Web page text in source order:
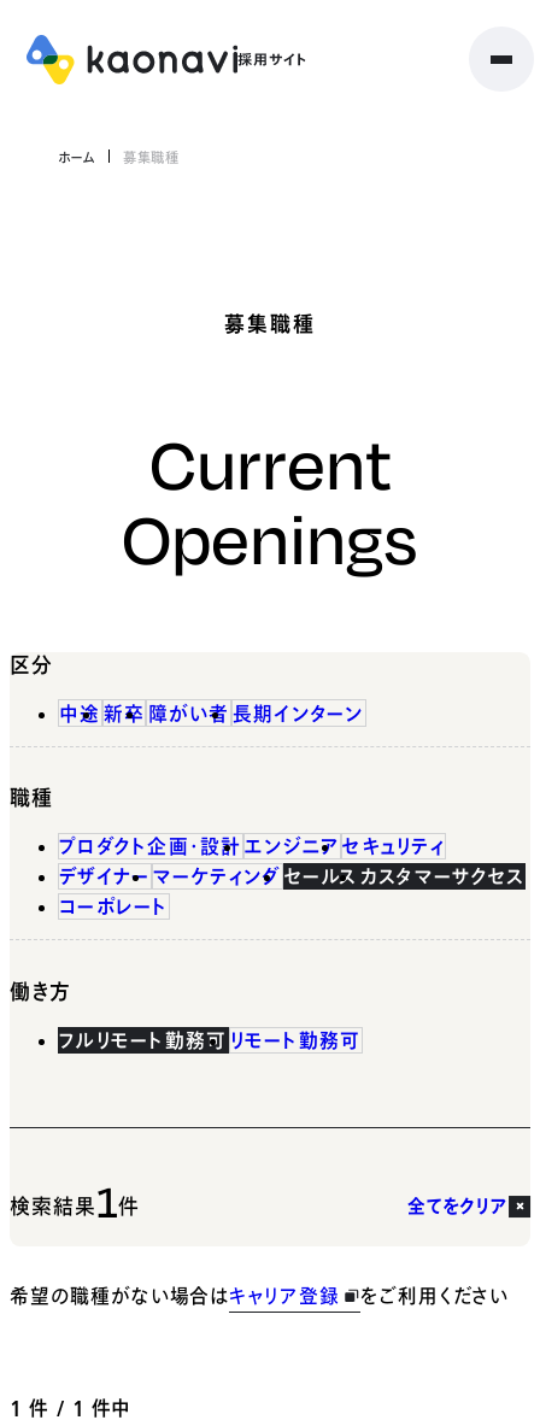
ホーム 募集職種
募集職種
Current
Openings
区分
中途 新卒 障がい者 長期インターン
職種
プロダクト企画・設計 エンジニア セキュリティ
デザイナー マーケティング セールス カスタマーサクセス
コーポレート
働き方
フルリモート勤務可 リモート勤務可
検索結果1件 全てをクリア
希望の職種がない場合はキャリア登録 をご利用ください
1 件 / 1 件中